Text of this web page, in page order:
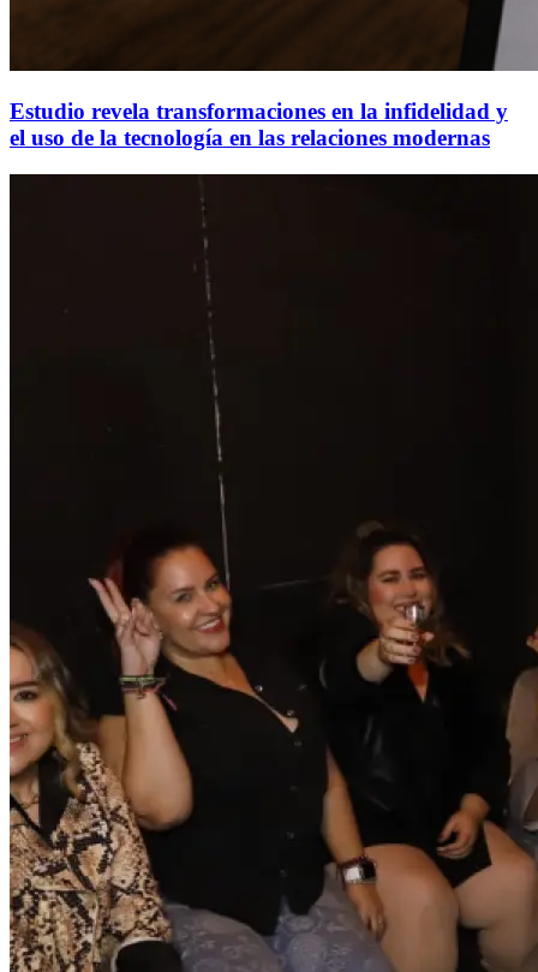
Estudio revela transformaciones en la infidelidad y
el uso de la tecnología en las relaciones modernas